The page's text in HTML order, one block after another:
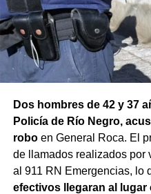
Dos hombres de 42 y 37
Policía de Río Negro,
roboen General Roca. El
de llamados realizados por
al 911 RN Emergencias, lo
efectivos llegaran al